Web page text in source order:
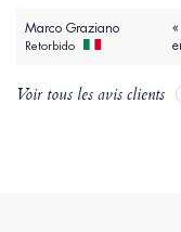
Marco Graziano
Retorbido
Voir tous les avis clients